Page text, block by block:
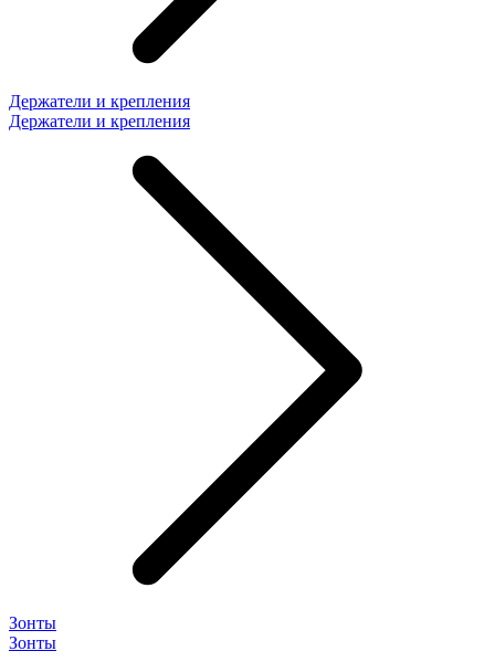
Держатели и крепления
Держатели и крепления
Зонты
Зонты